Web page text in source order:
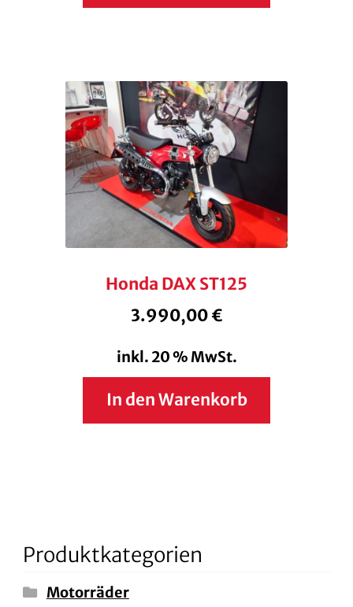
Honda DAX ST125
3.990,00€
inkl. 20 % MwSt.
In den Warenkorb
Produktkategorien
Motorräder